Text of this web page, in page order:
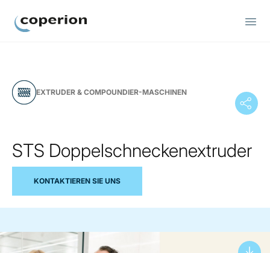
EXTRUDER & COMPOUNDIER-MASCHINEN
STS Doppelschneckenextruder
KONTAKTIEREN SIE UNS